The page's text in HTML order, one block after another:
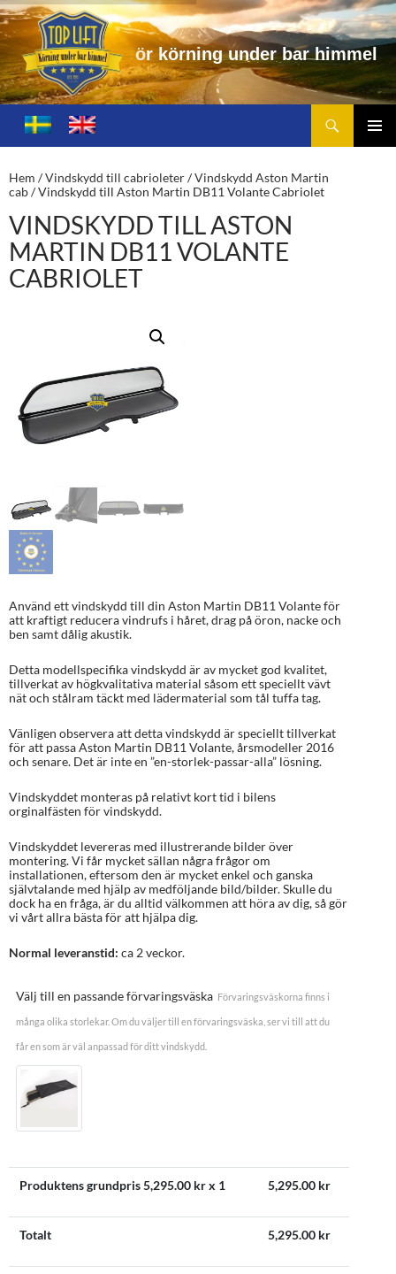
ning under bar himme
Toplift.se – för körning under bar himmel
HOPPA
TILL
Hem /Vindskydd till cabrioleter/Vindskydd Aston Martin
cab/ Vindskydd till Aston Martin DB11 Volante Cabriolet
VINDSKYDD TILL ASTON
MARTIN DB11 VOLANTE
CABRIOLET
Använd ett vindskydd till din Aston Martin DB11 Volante för
att kraftigt reducera vindrufs i håret, drag på öron, nacke och
ben samt dålig akustik.
Detta modellspecifika vindskydd är av mycket god kvalitet,
tillverkat av högkvalitativa material såsom ett speciellt vävt
nät och stålram täckt med lädermaterial som tål tuffa tag.
Vänligen observera att detta vindskydd är speciellt tillverkat
för att passa Aston Martin DB11 Volante, årsmodeller 2016
och senare. Det är inte en ”en-storlek-passar-alla” lösning.
Vindskyddet monteras på relativt kort tid i bilens
orginalfästen för vindskydd.
Vindskyddet levereras med illustrerande bilder över
montering. Vi får mycket sällan några frågor om
installationen, eftersom den är mycket enkel och ganska
självtalande med hjälp av medföljande bild/bilder. Skulle du
dock ha en fråga, är du alltid välkommen att höra av dig, så gör
vi vårt allra bästa för att hjälpa dig.
Normal leveranstid: ca 2 veckor.
Välj till en passande förvaringsväska Förvaringsväskorna finns i
många olika storlekar. Om du väljer till en förvaringsväska, ser vi till att du
får en som är väl anpassad för ditt vindskydd.
Produktens grundpris5,295.00 kr x 1 5,295.00 kr
Totalt 5,295.00 kr